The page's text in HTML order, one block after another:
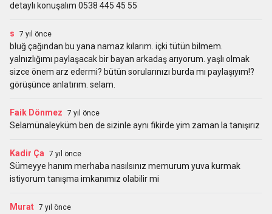
detaylı konuşalım 0538 445 45 55
s 7 yıl önce
bluğ çağından bu yana namaz kılarım. içki tütün bilmem.
yalnızlığımı paylaşacak bir bayan arkadaş arıyorum. yaşlı olmak
sizce önem arz edermi? bütün sorularınızı burda mı paylaşıyım!?
görüşünce anlatırım. selam.
Faik Dönmez 7 yıl önce
Selamünaleyküm ben de sizinle aynı fikirde yim zaman la tanışırız
Kadir Ça 7 yıl önce
Sümeyye hanım merhaba nasılsınız memurum yuva kurmak
istiyorum tanışma imkanımız olabilir mi
Murat 7 yıl önce